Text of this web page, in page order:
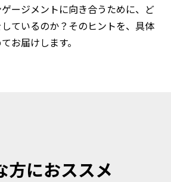
ージメントに向き合うために、ど
ているのか？そのヒントを、具体
お届けします。
方におススメ